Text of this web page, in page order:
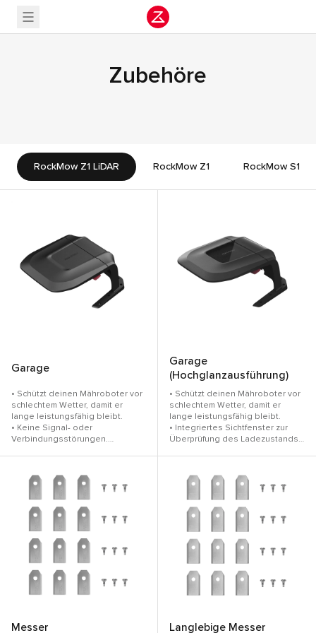
Zubehöre
RockMow Z1 LiDAR RockMow Z1 RockMow S1
Garage
• Schützt deinen Mähroboter vor
schlechtem Wetter, damit er
lange leistungsfähig bleibt.
• Keine Signal- oder
Verbindungsstörungen.
RockNeo Q Reihe.
Garage
(Hochglanzausführung)
• Schützt deinen Mähroboter vor
schlechtem Wetter, damit er
lange leistungsfähig bleibt.
• Integriertes Sichtfenster zur
Überprüfung des Ladezustands
• Kompatibel mit RockMow Z
Reihe, RockMow S Reihe und
Messer Langlebige Messer